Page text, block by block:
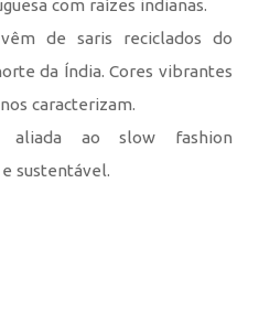
com raízes indianas.
de saris reciclados do
da Índia. Cores vibrantes
caracterizam.
aliada ao slow fashion
sustentável.